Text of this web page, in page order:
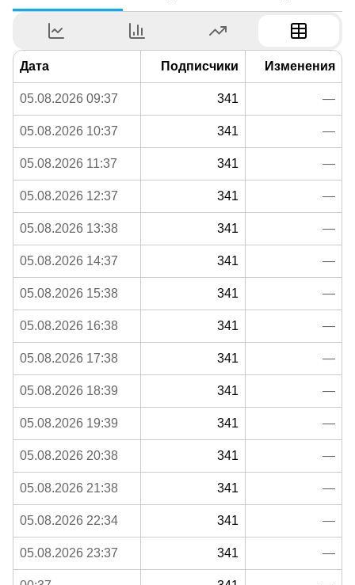
Дата Подписчики Изменения
05.08.2026 09:37 341 —
05.08.2026 10:37 341 —
05.08.2026 11:37 341 —
05.08.2026 12:37 341 —
05.08.2026 13:38 341 —
05.08.2026 14:37 341 —
05.08.2026 15:38 341 —
05.08.2026 16:38 341 —
05.08.2026 17:38 341 —
05.08.2026 18:39 341 —
05.08.2026 19:39 341 —
05.08.2026 20:38 341 —
05.08.2026 21:38 341 —
05.08.2026 22:34 341 —
05.08.2026 23:37 341 —